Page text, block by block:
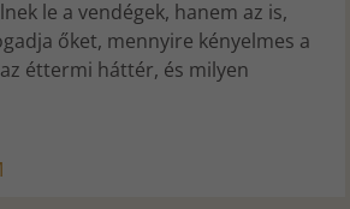
le a vendégek, hanem az is,
őket, mennyire kényelmes a
éttermi háttér, és milyen